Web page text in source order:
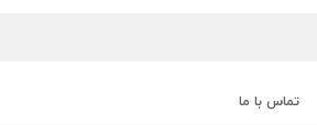
تماس با ما